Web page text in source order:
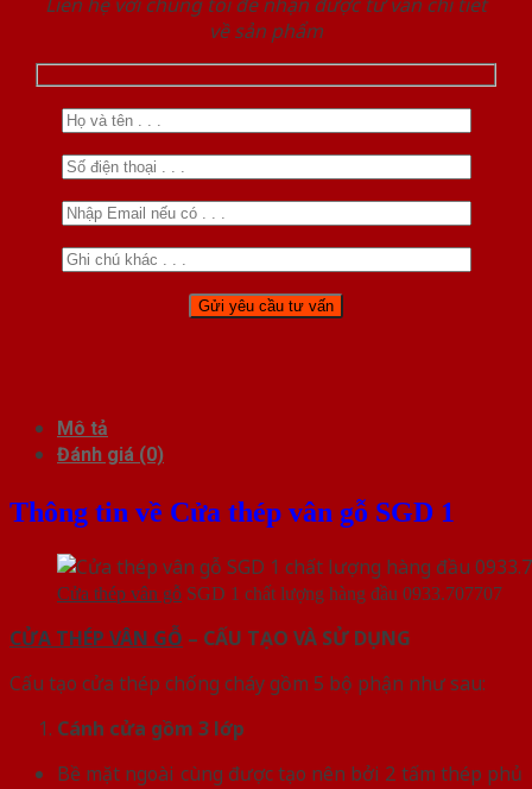
Liên hệ với chúng tôi để nhận được tư vấn chi tiết
về sản phẩm
Mô tả
Đánh giá (0)
Thông tin về Cửa thép vân gỗ SGD 1
Cửa thép vân gỗ SGD 1 chất lượng hàng đầu 0933.707707
CỬA THÉP VÂN GỖ – CẤU TẠO VÀ SỬ DỤNG
Cấu tạo cửa thép chống cháy gồm 5 bộ phận như sau:
Cánh cửa gồm 3 lớp
Bề mặt ngoài cùng được tạo nên bởi 2 tấm thép phủ